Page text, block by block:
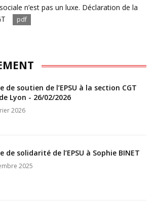
n’est pas un luxe. Déclaration de la
pdf
de soutien de l’EPSU à la section CGT
Lyon - 26/02/2026
2026
de solidarité de l’EPSU à Sophie BINET
2025